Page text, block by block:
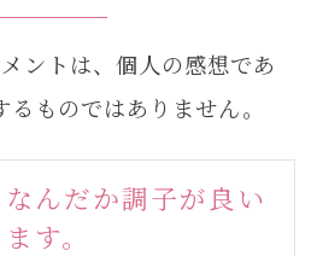
ントは、個⼈の感想であ
るものではありません。
んだか調子が良い
す。